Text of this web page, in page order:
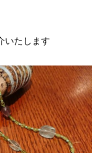
いたします